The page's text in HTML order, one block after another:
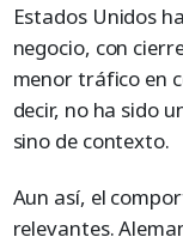
Estados Unidos
negocio, con
menor tráfico en
decir, no ha sido
sino de contexto.
Aun así, el
relevantes.